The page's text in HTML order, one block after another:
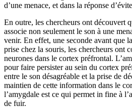
d’une menace, et dans la réponse
En outre, les chercheurs ont découvert
associe non seulement le son à une
venir. En effet, une seconde avant que
prise chez la souris, les chercheurs ont
neurones dans le cortex préfrontal.
pour faire persister au sein du cortex
entre le son désagréable et la prise de
maintien de cette information dans le
l’amygdale est ce qui permet in fine à
de fuir.